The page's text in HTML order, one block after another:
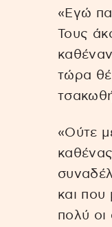
«Εγώ
Τους
τώρα
«Ούτε
και που
πολύ οι